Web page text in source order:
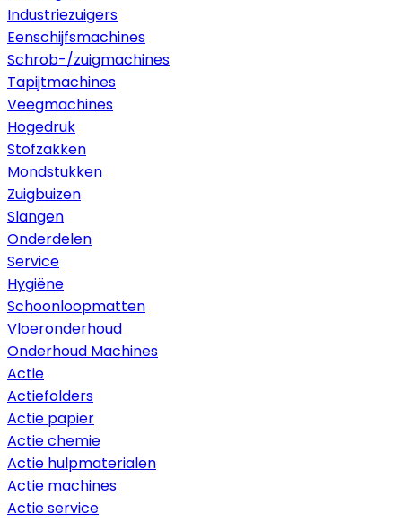
Industriezuigers
Eenschijfsmachines
Schrob-/zuigmachines
Tapijtmachines
Veegmachines
Hogedruk
Stofzakken
Mondstukken
Zuigbuizen
Slangen
Onderdelen
Service
Hygiëne
Schoonloopmatten
Vloeronderhoud
Onderhoud Machines
Actie
Actiefolders
Actie papier
Actie chemie
Actie hulpmaterialen
Actie machines
Actie service